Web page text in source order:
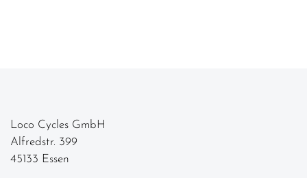
Loco Cycles GmbH
Alfredstr. 399
45133 Essen